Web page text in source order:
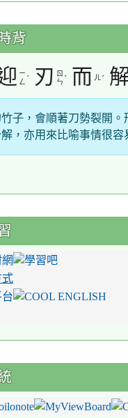
背
ㄧ
ㄥ ˊ 刃
ㄖ
ㄣ ˋ 而 ㄦ ˊ
子，會順著刀勢裂開。
，亦用來比喻事情很容
式